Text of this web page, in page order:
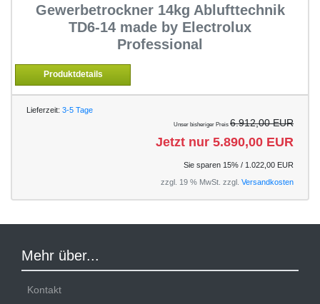
Gewerbetrockner 14kg Ablufttechnik
TD6-14 made by Electrolux
Professional
Produktdetails
Lieferzeit: 3-5 Tage
Unser bisheriger Preis 6.912,00 EUR
Jetzt nur 5.890,00 EUR
Sie sparen 15% / 1.022,00 EUR
zzgl. 19 % MwSt. zzgl. Versandkosten
Mehr über...
Kontakt